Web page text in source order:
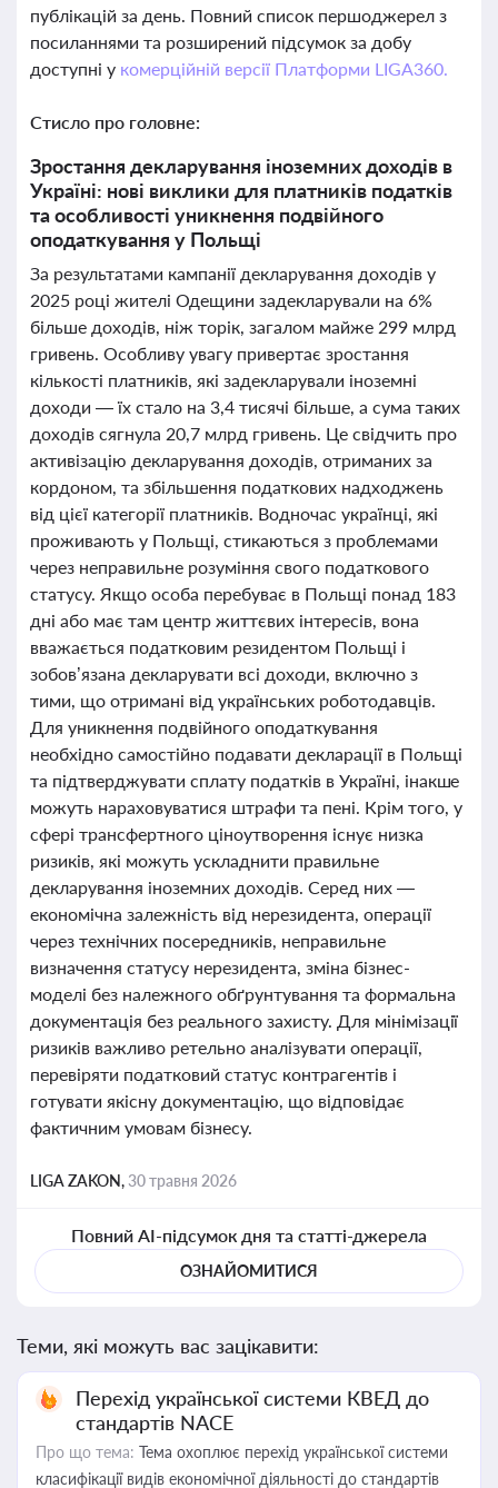
публікацій за день. Повний список першоджерел з
посиланнями та розширений підсумок за добу
доступні у комерційній версії Платформи LIGA360.
Стисло про головне:
Зростання декларування іноземних доходів в
Україні: нові виклики для платників податків
та особливості уникнення подвійного
оподаткування у Польщі
За результатами кампанії декларування доходів у
2025 році жителі Одещини задекларували на 6%
більше доходів, ніж торік, загалом майже 299 млрд
гривень. Особливу увагу привертає зростання
кількості платників, які задекларували іноземні
доходи — їх стало на 3,4 тисячі більше, а сума таких
доходів сягнула 20,7 млрд гривень. Це свідчить про
активізацію декларування доходів, отриманих за
кордоном, та збільшення податкових надходжень
від цієї категорії платників. Водночас українці, які
проживають у Польщі, стикаються з проблемами
через неправильне розуміння свого податкового
статусу. Якщо особа перебуває в Польщі понад 183
дні або має там центр життєвих інтересів, вона
вважається податковим резидентом Польщі і
зобов’язана декларувати всі доходи, включно з
тими, що отримані від українських роботодавців.
Для уникнення подвійного оподаткування
необхідно самостійно подавати декларації в Польщі
та підтверджувати сплату податків в Україні, інакше
можуть нараховуватися штрафи та пені. Крім того, у
сфері трансфертного ціноутворення існує низка
ризиків, які можуть ускладнити правильне
декларування іноземних доходів. Серед них —
економічна залежність від нерезидента, операції
через технічних посередників, неправильне
визначення статусу нерезидента, зміна бізнес-
моделі без належного обґрунтування та формальна
документація без реального захисту. Для мінімізації
ризиків важливо ретельно аналізувати операції,
перевіряти податковий статус контрагентів і
готувати якісну документацію, що відповідає
фактичним умовам бізнесу.
LIGA ZAKON,30 травня 2026
Повний AI-підсумок дня та статті-джерела
ОЗНАЙОМИТИСЯ
Теми, які можуть вас зацікавити:
Перехід української системи КВЕД до
стандартів NACE
Про що тема: Тема охоплює перехід української системи
класифікації видів економічної діяльності до стандартів